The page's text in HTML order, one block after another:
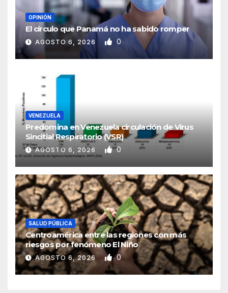
OPINIÓN
El círculo que Panamá no ha sabido romper
AGOSTO 6, 2026 0
VENEZUELA
Predomina en Venezuela circulación de Virus
Sincitial Respiratorio (VSR)
AGOSTO 6, 2026 0
SALUD PÚBLICA
Centroamérica entre las regiones con más
riesgos por fenómeno El Niño
AGOSTO 6, 2026 0